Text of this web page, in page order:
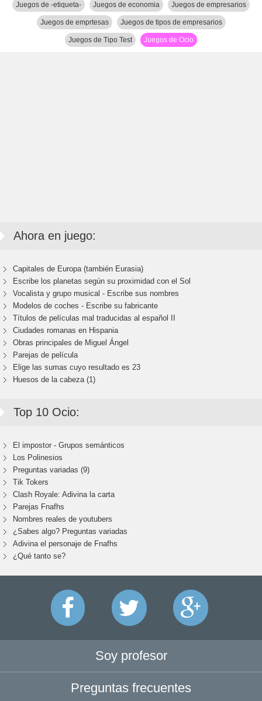
Juegos de -etiqueta- Juegos de economia Juegos de empresarios
Juegos de emprtesas Juegos de tipos de empresarios
Juegos de Tipo Test Juegos de Ocio
Ahora en juego:
Capitales de Europa (también Eurasia)
Escribe los planetas según su proximidad con el Sol
Vocalista y grupo musical - Escribe sus nombres
Modelos de coches - Escribe su fabricante
Títulos de películas mal traducidas al español II
Ciudades romanas en Hispania
Obras principales de Miguel Ángel
Parejas de película
Elige las sumas cuyo resultado es 23
Huesos de la cabeza (1)
Top 10 Ocio:
El impostor - Grupos semánticos
Los Polinesios
Preguntas variadas (9)
Tik Tokers
Clash Royale: Adivina la carta
Parejas Fnafhs
Nombres reales de youtubers
¿Sabes algo? Preguntas variadas
Adivina el personaje de Fnafhs
¿Qué tanto se?
Soy profesor
Preguntas frecuentes